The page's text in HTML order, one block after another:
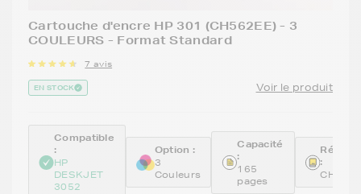
Cartouche d'encre HP 301 (CH562EE) - 3
COULEURS - Format Standard
7 avis
EN STOCK Voir le produit
Compatible
:
HP
DESKJET
3052
Option :
3
Couleurs
Capacité
:
165
pages
: